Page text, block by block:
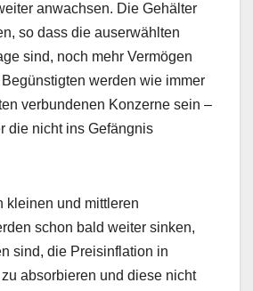
anwachsen. Die Gehälter
so dass die auserwählten
sind, noch mehr Vermögen
werden wie immer
verbundenen Konzerne sein –
die nicht ins Gefängnis
kleinen und mittleren
schon bald weiter sinken,
sind, die Preisinflation in
absorbieren und diese nicht